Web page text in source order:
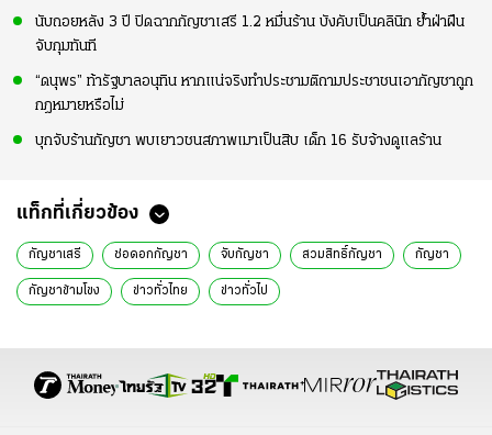
นับถอยหลัง 3 ปี ปิดฉากกัญชาเสรี 1.2 หมื่นร้าน บังคับเป็นคลินิก ย้ำฝ่าฝืน
จับกุมทันที
“ดนุพร” ท้ารัฐบาลอนุทิน หากแน่จริงทำประชามติถามประชาชนเอากัญชาถูก
กฎหมายหรือไม่
บุกจับร้านกัญชา พบเยาวชนสภาพเมาเป็นสิบ เด็ก 16 รับจ้างดูแลร้าน
แท็กที่เกี่ยวข้อง
กัญชาเสรี ช่อดอกกัญชา จับกัญชา สวมสิทธิ์กัญชา กัญชา
กัญชาข้ามโขง ข่าวทั่วไทย ข่าวทั่วไป